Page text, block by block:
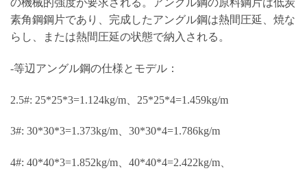
の機械的強度が要求される。アングル鋼の原料鋼片は低炭
素角鋼鋼片であり、完成したアングル鋼は熱間圧延、焼な
らし、または熱間圧延の状態で納入される。
-等辺アングル鋼の仕様とモデル：
2.5#: 25*25*3=1.124kg/m、25*25*4=1.459kg/m
3#: 30*30*3=1.373kg/m、30*30*4=1.786kg/m
4#: 40*40*3=1.852kg/m、40*40*4=2.422kg/m、